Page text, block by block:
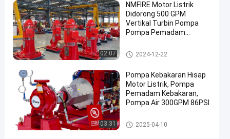
pompa
kebakaran
diesel
#
pompa
diesel
#
diesel
engine
fire
02:07
NMFIRE Motor Listrik
Didorong 500 GPM
Vertikal Turbin Pompa
Pompa Pemadam
Pompa Kebakaran Turbin Verti
kal
2024-12-22
03:31
Pompa Kebakaran Hisap
Motor Listrik, Pompa
Pemadam Kebakaran,
Pompa Air 300GPM 86PSI
Pompa Driven Pemadam Keba
karan Diesel
2025-04-10